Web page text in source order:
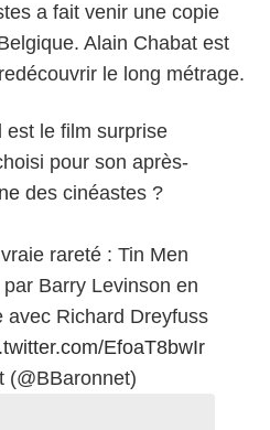
a fait venir une copie
Alain Chabat est
le long métrage.
est le film surprise
pour son après-
des cinéastes ?
rareté : Tin Men
Barry Levinson en
avec Richard Dreyfuss
EfoaT8bwIr